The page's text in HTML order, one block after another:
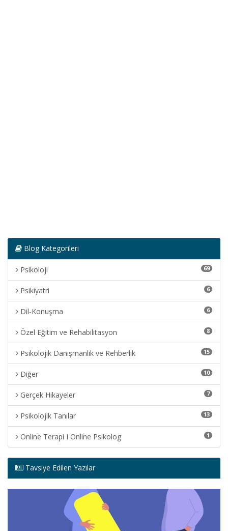
Blog Kategorileri
Psikoloji 69
Psikiyatri 6
Dil-Konuşma 6
Özel Eğitim ve Rehabilitasyon 8
Psikolojik Danışmanlık ve Rehberlik 15
Diğer 10
Gerçek Hikayeler 7
Psikolojik Tanılar 13
Online Terapi I Online Psikolog 1
Tavsiye Edilen Yazılar